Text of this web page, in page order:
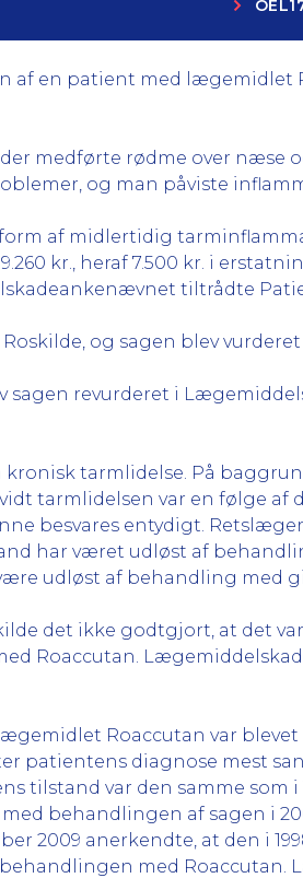
af en patient med lægemidlet
medførte rødme over næse
og man påviste
af midlertidig
kr., heraf 7.500 kr. i
tiltrådte
og sagen blev
revurderet i
tarmlidelse. På
tarmlidelsen var en følge
besvares entydigt.
har været udløst af
udløst af behandling med
det ikke godtgjort, at det
Roaccutan.
Roaccutan var
patientens diagnose mest
tilstand var den samme som
behandlingen af sagen i
2009 anerkendte, at den i
med Roaccutan.